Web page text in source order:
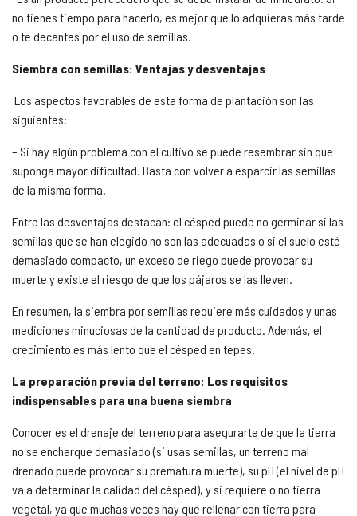
no tienes tiempo para hacerlo, es mejor que lo adquieras más tarde
o te decantes por el uso de semillas.
Siembra con semillas: Ventajas y desventajas
Los aspectos favorables de esta forma de plantación son las
siguientes:
– Si hay algún problema con el cultivo se puede resembrar sin que
suponga mayor dificultad. Basta con volver a esparcir las semillas
de la misma forma.
Entre las desventajas destacan: el césped puede no germinar si las
semillas que se han elegido no son las adecuadas o si el suelo esté
demasiado compacto, un exceso de riego puede provocar su
muerte y existe el riesgo de que los pájaros se las lleven.
En resumen, la siembra por semillas requiere más cuidados y unas
mediciones minuciosas de la cantidad de producto. Además, el
crecimiento es más lento que el césped en tepes.
La preparación previa del terreno: Los requisitos
indispensables para una buena siembra
Conocer es el drenaje del terreno para asegurarte de que la tierra
no se encharque demasiado (si usas semillas, un terreno mal
drenado puede provocar su prematura muerte), su pH (el nivel de pH
va a determinar la calidad del césped), y si requiere o no tierra
vegetal, ya que muchas veces hay que rellenar con tierra para